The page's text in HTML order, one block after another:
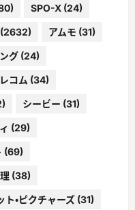
SPO-X (24)
(2632) アムモ (31)
グ (24)
コム (34)
シービー (31)
(29)
(69)
(38)
ト・ピクチャーズ (31)